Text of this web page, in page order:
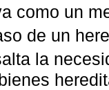
como un
de un
la